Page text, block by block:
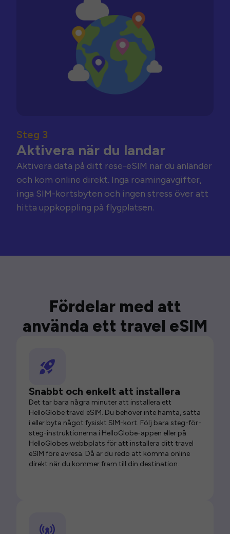
Steg 3
Aktivera när du landar
Aktivera data på ditt rese-eSIM när du anländer
och kom online direkt. Inga roamingavgifter,
inga SIM-kortsbyten och ingen stress över att
hitta uppkoppling på flygplatsen.
Fördelar med att
använda ett travel eSIM
Snabbt och enkelt att installera
Det tar bara några minuter att installera ett
HelloGlobe travel eSIM. Du behöver inte hämta, sätta
i eller byta något fysiskt SIM-kort. Följ bara steg-för-
steg-instruktionerna i HelloGlobe-appen eller på
HelloGlobes webbplats för att installera ditt travel
eSIM före avresa. Då är du redo att komma online
direkt när du kommer fram till din destination.